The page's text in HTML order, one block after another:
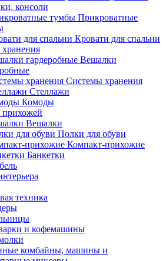
консоли
Прикроватные
Кровати для спальни
Вешалки
Системы хранения
Стеллажи
Комоды
прихожей
Вешалки
Полки для обуви
Компакт-прихожие
Банкетки
техника
и кофемашины
комбайны, машины и